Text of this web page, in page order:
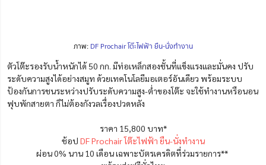
ภาพ: DF Prochair โต๊ะไฟฟ้า ยืน-นั่งทำงาน
ตัวโต๊ะรองรับน้ำหนักได้ 50 กก. มีท่อเหล็กสองชั้นที่แข็งแรงและมั่นคง ปรับ
ระดับความสูงได้อย่างสมูท ด้วยเทคโนโลยีมอเตอร์อันเดียว พร้อมระบบ
ป้องกันการชนระหว่างปรับระดับความสูง-ต่ำของโต๊ะ จะใช้ทำงานหรือนอน
ฟุบพักสายตา ก็ไม่ต้องกังวลเรื่องปวดหลัง
ราคา 15,800 บาท*
ช้อป DF Prochair โต๊ะไฟฟ้า ยืน-นั่งทำงาน
ผ่อน 0% นาน 10 เดือน เฉพาะบัตรเครดิตที่ร่วมรายการ**